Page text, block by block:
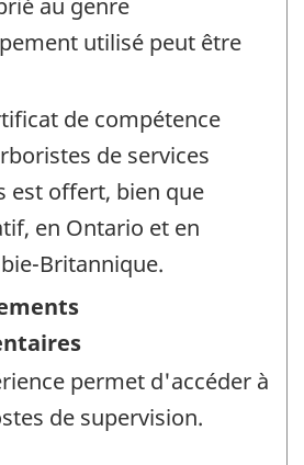
au genre
utilisé peut être
de compétence
de services
est offert, bien que
en Ontario et en
Britannique.
permet d'accéder à
de supervision.